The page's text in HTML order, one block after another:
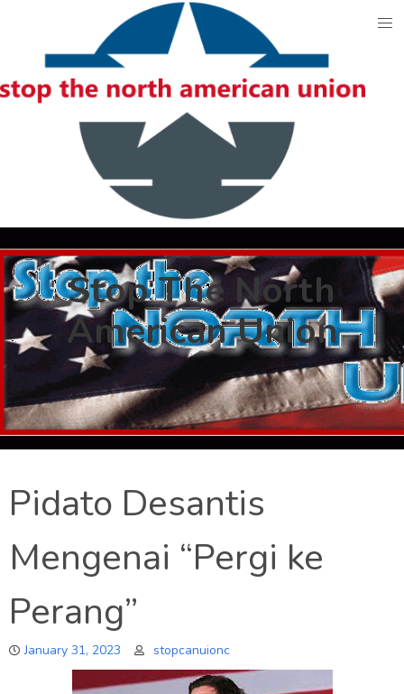
content
Stop The North
American Union
Pidato Desantis
Mengenai “Pergi ke
Perang”
January 31, 2023 stopcanuionc